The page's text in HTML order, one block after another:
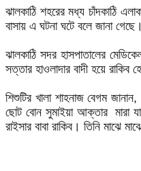
ঝালকাঠি শহরের মধ্য চাঁদকাঠি
বাসায় এ ঘটনা ঘটে বলে জানা গেছে।
‎ঝালকাঠি সদর হাসপাতালের
সত্তার হাওলাদার বাদী হয়ে
‎শিশুটির খালা শাহনাজ বেগম
ছোট বোন সুমাইয়া আক্তার মারা
রাইসার বাবা রাকিব। তিনি মাঝে